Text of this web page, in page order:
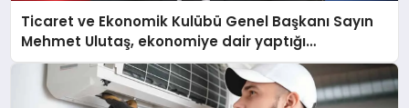
Ticaret ve Ekonomik Kulübü Genel Başkanı Sayın
Mehmet Ulutaş, ekonomiye dair yaptığı
açıklamada şunları kaydetti: